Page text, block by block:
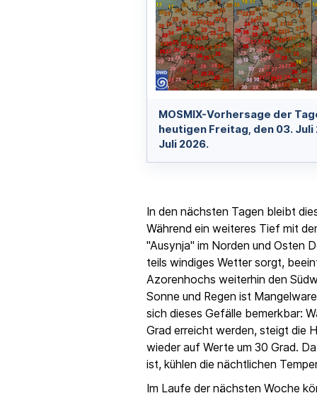
MOSMIX-Vorhersage der
heutigen Freitag, den 03.
Juli 2026.
In den nächsten Tagen bleibt
Während ein weiteres Tief mit
"Ausynja" im Norden und Osten
teils windiges Wetter sorgt,
Azorenhochs weiterhin den
Sonne und Regen ist
sich dieses Gefälle bemerkbar:
Grad erreicht werden, steigt die
wieder auf Werte um 30 Grad.
ist, kühlen die nächtlichen
Im Laufe der nächsten Woche